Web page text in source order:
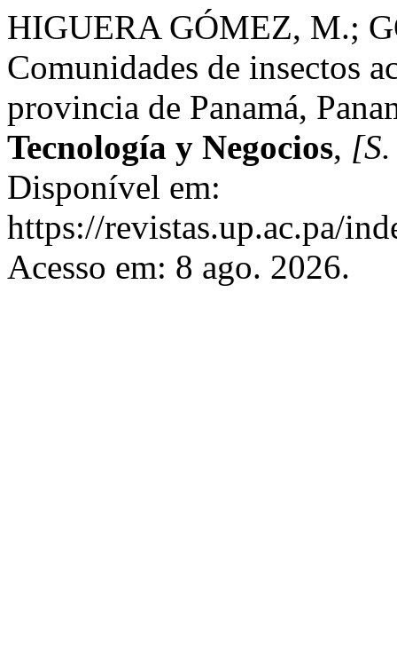
HIGUERA GÓMEZ, M.;
Comunidades de insectos
provincia de Panamá,
Tecnología y Negocios,
Disponível em:
https://revistas.up.ac.pa/
Acesso em: 8 ago. 2026.